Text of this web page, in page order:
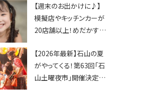
日】
【週末のお出かけに♪】
模擬店やキッチンカーが
20店舗以上！めだかすく
ソングライターによるライ
ブなど。【和邇ふれあい夏
祭り】
【2026年最新】石山の夏
がやってくる！第63回「石
山土曜夜市」開催決定！